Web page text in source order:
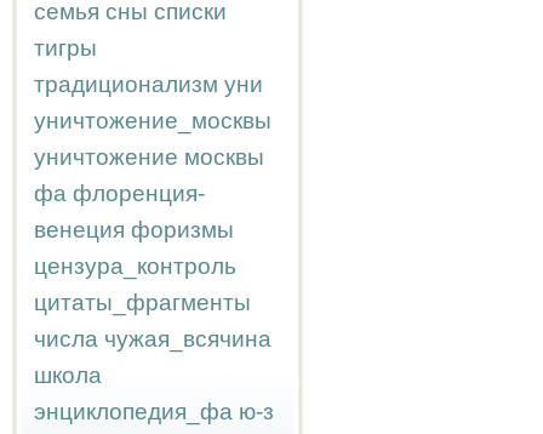
семья сны списки
тигры
традиционализм уни
уничтожение_москвы
уничтожение москвы
фа флоренция-
венеция форизмы
цензура_контроль
цитаты_фрагменты
числа чужая_всячина
школа
энциклопедия_фа ю-з